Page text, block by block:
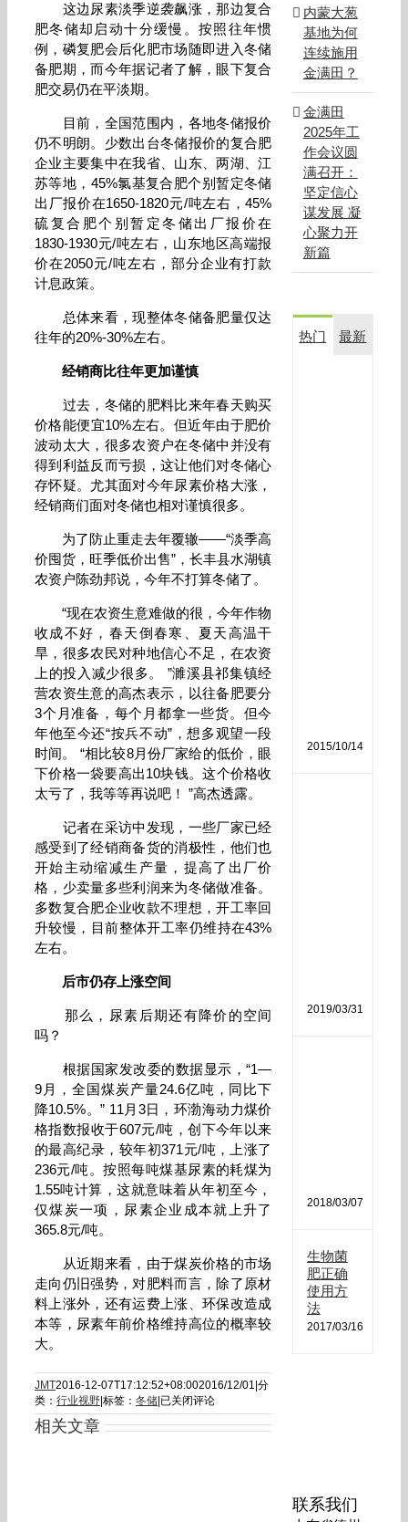
这边尿素淡季逆袭飙涨，那边复合
肥冬储却启动十分缓慢。按照往年惯
例，磷复肥会后化肥市场随即进入冬储
备肥期，而今年据记者了解，眼下复合
肥交易仍在平淡期。
目前，全国范围内，各地冬储报价
仍不明朗。少数出台冬储报价的复合肥
企业主要集中在我省、山东、两湖、江
苏等地，45%氯基复合肥个别暂定冬储
出厂报价在1650-1820元/吨左右，45%
硫复合肥个别暂定冬储出厂报价在
1830-1930元/吨左右，山东地区高端报
价在2050元/吨左右，部分企业有打款
计息政策。
总体来看，现整体冬储备肥量仅达
往年的20%-30%左右。
经销商比往年更加谨慎
过去，冬储的肥料比来年春天购买
价格能便宜10%左右。但近年由于肥价
波动太大，很多农资户在冬储中并没有
得到利益反而亏损，这让他们对冬储心
存怀疑。尤其面对今年尿素价格大涨，
经销商们面对冬储也相对谨慎很多。
为了防止重走去年覆辙——“淡季高
价囤货，旺季低价出售”，长丰县水湖镇
农资户陈劲邦说，今年不打算冬储了。
“现在农资生意难做的很，今年作物
收成不好，春天倒春寒、夏天高温干
旱，很多农民对种地信心不足，在农资
上的投入减少很多。 ”濉溪县祁集镇经
营农资生意的高杰表示，以往备肥要分
3个月准备，每个月都拿一些货。但今
年他至今还“按兵不动”，想多观望一段
时间。 “相比较8月份厂家给的低价，眼
下价格一袋要高出10块钱。这个价格收
太亏了，我等等再说吧！ ”高杰透露。
记者在采访中发现，一些厂家已经
感受到了经销商备货的消极性，他们也
开始主动缩减生产量，提高了出厂价
格，少卖量多些利润来为冬储做准备。
多数复合肥企业收款不理想，开工率回
升较慢，目前整体开工率仍维持在43%
左右。
后市仍存上涨空间
那么，尿素后期还有降价的空间
吗？
根据国家发改委的数据显示，“1—
9月，全国煤炭产量24.6亿吨，同比下
降10.5%。” 11月3日，环渤海动力煤价
格指数报收于607元/吨，创下今年以来
的最高纪录，较年初371元/吨，上涨了
236元/吨。按照每吨煤基尿素的耗煤为
1.55吨计算，这就意味着从年初至今，
仅煤炭一项，尿素企业成本就上升了
365.8元/吨。
从近期来看，由于煤炭价格的市场
走向仍旧强势，对肥料而言，除了原材
料上涨外，还有运费上涨、环保改造成
本等，尿素年前价格维持高位的概率较
大。
JMT2016-12-07T17:12:52+08:002016/12/01 分
类： 行业视野 标签： 冬储 今
年
冬
已关闭评论
相关文章
内蒙大葱
基地为何
连续施用
金满田？
金满田
2025年工
作会议圆
满召开：
坚定信心
谋发展 凝
心聚力开
新篇
热门 最新
2015/10/14
2019/03/31
2018/03/07
生物菌
肥正确
使用方
法
2017/03/16
联系我们